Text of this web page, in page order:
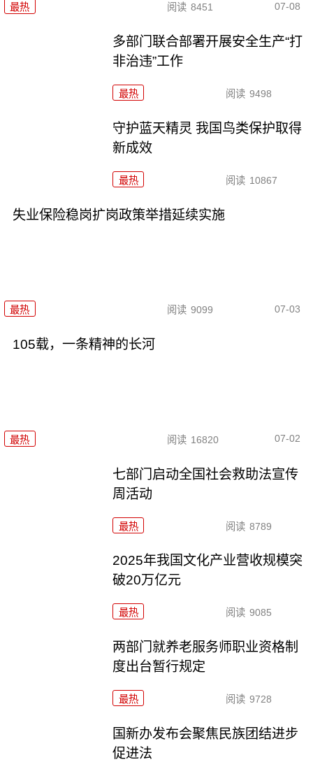
最热 阅读 8451 07-08
多部门联合部署开展安全生产“打
非治违”工作
最热 阅读 9498
守护蓝天精灵 我国鸟类保护取得
新成效
最热 阅读 10867
失业保险稳岗扩岗政策举措延续实施
最热 阅读 9099 07-03
105载，一条精神的长河
最热 阅读 16820 07-02
七部门启动全国社会救助法宣传
周活动
最热 阅读 8789
2025年我国文化产业营收规模突
破20万亿元
最热 阅读 9085
两部门就养老服务师职业资格制
度出台暂行规定
最热 阅读 9728
国新办发布会聚焦民族团结进步
促进法